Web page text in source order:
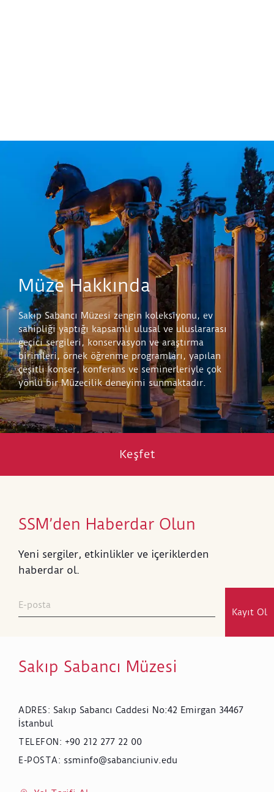
Müze Hakkında
Sakıp Sabancı Müzesi zengin koleksiyonu, ev
sahipliği yaptığı kapsamlı ulusal ve uluslararası
geçici sergileri, konservasyon ve araştırma
birimleri, örnek öğrenme programları, yapılan
çeşitli konser, konferans ve seminerleriyle çok
yönlü bir Müzecilik deneyimi sunmaktadır.
Keşfet
SSM’den Haberdar Olun
Yeni sergiler, etkinlikler ve içeriklerden
haberdar ol.
Kayıt Ol
Sakıp Sabancı Müzesi
ADRES: Sakıp Sabancı Caddesi No:42 Emirgan 34467
İstanbul
TELEFON: +90 212 277 22 00
E-POSTA: ssminfo@sabanciuniv.edu